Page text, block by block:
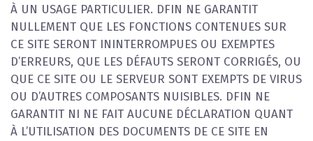
À UN USAGE PARTICULIER. DFIN NE GARANTIT
NULLEMENT QUE LES FONCTIONS CONTENUES SUR
CE SITE SERONT ININTERROMPUES OU EXEMPTES
D’ERREURS, QUE LES DÉFAUTS SERONT CORRIGÉS, OU
QUE CE SITE OU LE SERVEUR SONT EXEMPTS DE VIRUS
OU D’AUTRES COMPOSANTS NUISIBLES. DFIN NE
GARANTIT NI NE FAIT AUCUNE DÉCLARATION QUANT
À L’UTILISATION DES DOCUMENTS DE CE SITE EN